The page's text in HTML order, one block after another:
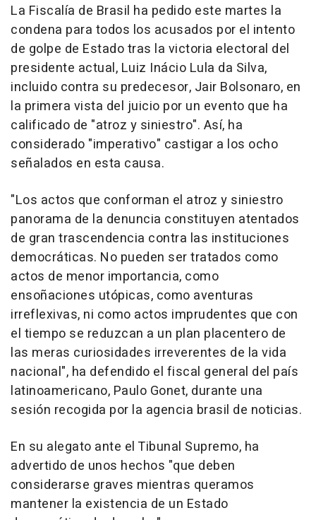
La Fiscalía de Brasil ha pedido este martes la
condena para todos los acusados por el intento
de golpe de Estado tras la victoria electoral del
presidente actual, Luiz Inácio Lula da Silva,
incluido contra su predecesor, Jair Bolsonaro, en
la primera vista del juicio por un evento que ha
calificado de "atroz y siniestro". Así, ha
considerado "imperativo" castigar a los ocho
señalados en esta causa.
"Los actos que conforman el atroz y siniestro
panorama de la denuncia constituyen atentados
de gran trascendencia contra las instituciones
democráticas. No pueden ser tratados como
actos de menor importancia, como
ensoñaciones utópicas, como aventuras
irreflexivas, ni como actos imprudentes que con
el tiempo se reduzcan a un plan placentero de
las meras curiosidades irreverentes de la vida
nacional", ha defendido el fiscal general del país
latinoamericano, Paulo Gonet, durante una
sesión recogida por la agencia brasil de noticias.
En su alegato ante el Tibunal Supremo, ha
advertido de unos hechos "que deben
considerarse graves mientras queramos
mantener la existencia de un Estado